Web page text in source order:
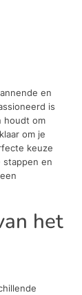
en
is
houdt om
om je
keuze
stappen en
het